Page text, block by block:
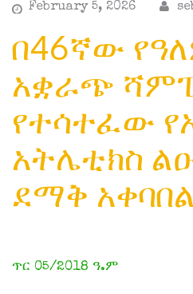
February 5, 2026
በ46ኛው
አቋራጭ
የተሳተፈው
አትሌቲክስ
ደማቅ
ጥር 05/2018 ዓ.ም